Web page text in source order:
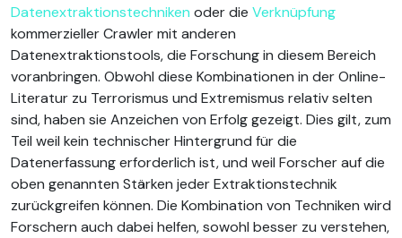
Datenextraktionstechniken oder die Verknüpfung
kommerzieller Crawler mit anderen
Datenextraktionstools, die Forschung in diesem Bereich
voranbringen. Obwohl diese Kombinationen in der Online-
Literatur zu Terrorismus und Extremismus relativ selten
sind, haben sie Anzeichen von Erfolg gezeigt. Dies gilt, zum
Teil weil kein technischer Hintergrund für die
Datenerfassung erforderlich ist, und weil Forscher auf die
oben genannten Stärken jeder Extraktionstechnik
zurückgreifen können. Die Kombination von Techniken wird
Forschern auch dabei helfen, sowohl besser zu verstehen,